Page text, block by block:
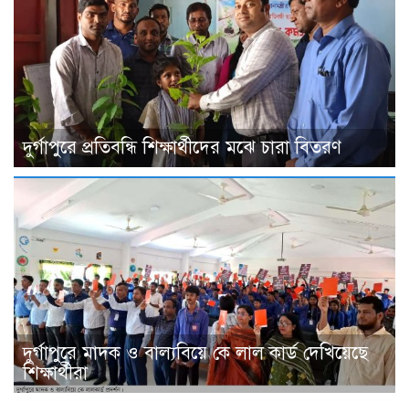
দুর্গাপুরে প্রতিবন্ধি শিক্ষার্থীদের মঝে চারা বিতরণ
দুর্গাপুরে মাদক ও বাল্যবিয়ে কে লাল কার্ড দেখিয়েছে
শিক্ষার্থীরা